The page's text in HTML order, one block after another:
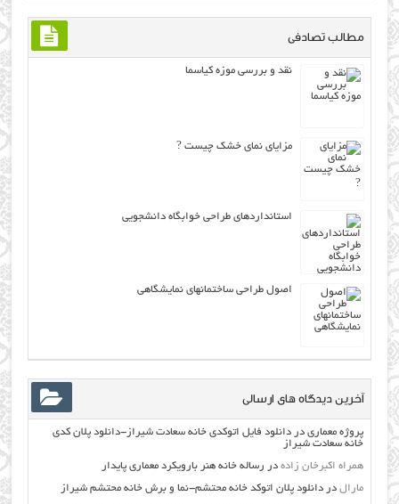
مطالب تصادفی
نقد و بررسی موزه کیاسما
مزایای نمای خشک چیست ?
استانداردهای طراحی خوابگاه دانشجویی
اصول طراحی ساختمانهاي نمايشگاهي
آخرین دیدگاه های ارسالی
پروژه معماری دردانلود فایل اتوکدی خانه سعادت شیراز-دانلود پلان کدی
خانه سعادت شیراز
همراه اکبرخان زاده در رساله خانه هنر بارویکرد معماری پایدار
مارال دردانلود پلان اتوکد خانه محتشم-نما و برش خانه محتشم شیراز